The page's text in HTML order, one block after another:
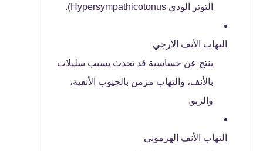
التوتر الودي Hypersympathicotonus).
التهاب الأنف الأرجي
ينتج عن حساسية قد تحدث بسبب سليلات
بالأنف، والتهاب مزمن بالجيوب الأنفية،
والربو.
التهاب الأنف الهرموني